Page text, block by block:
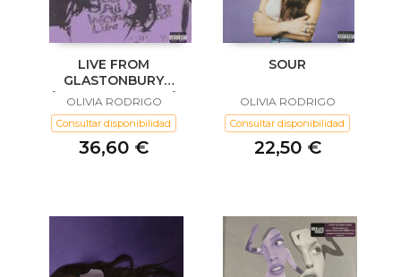
LIVE FROM
GLASTONBURY
(COLOURED VINYL)
OLIVIA RODRIGO
Consultar disponibilidad
36,60 €
SOUR
OLIVIA RODRIGO
Consultar disponibilidad
22,50 €